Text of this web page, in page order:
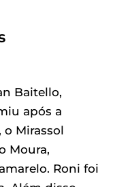
Baitello,
após a
Mirassol
Moura,
Roni foi